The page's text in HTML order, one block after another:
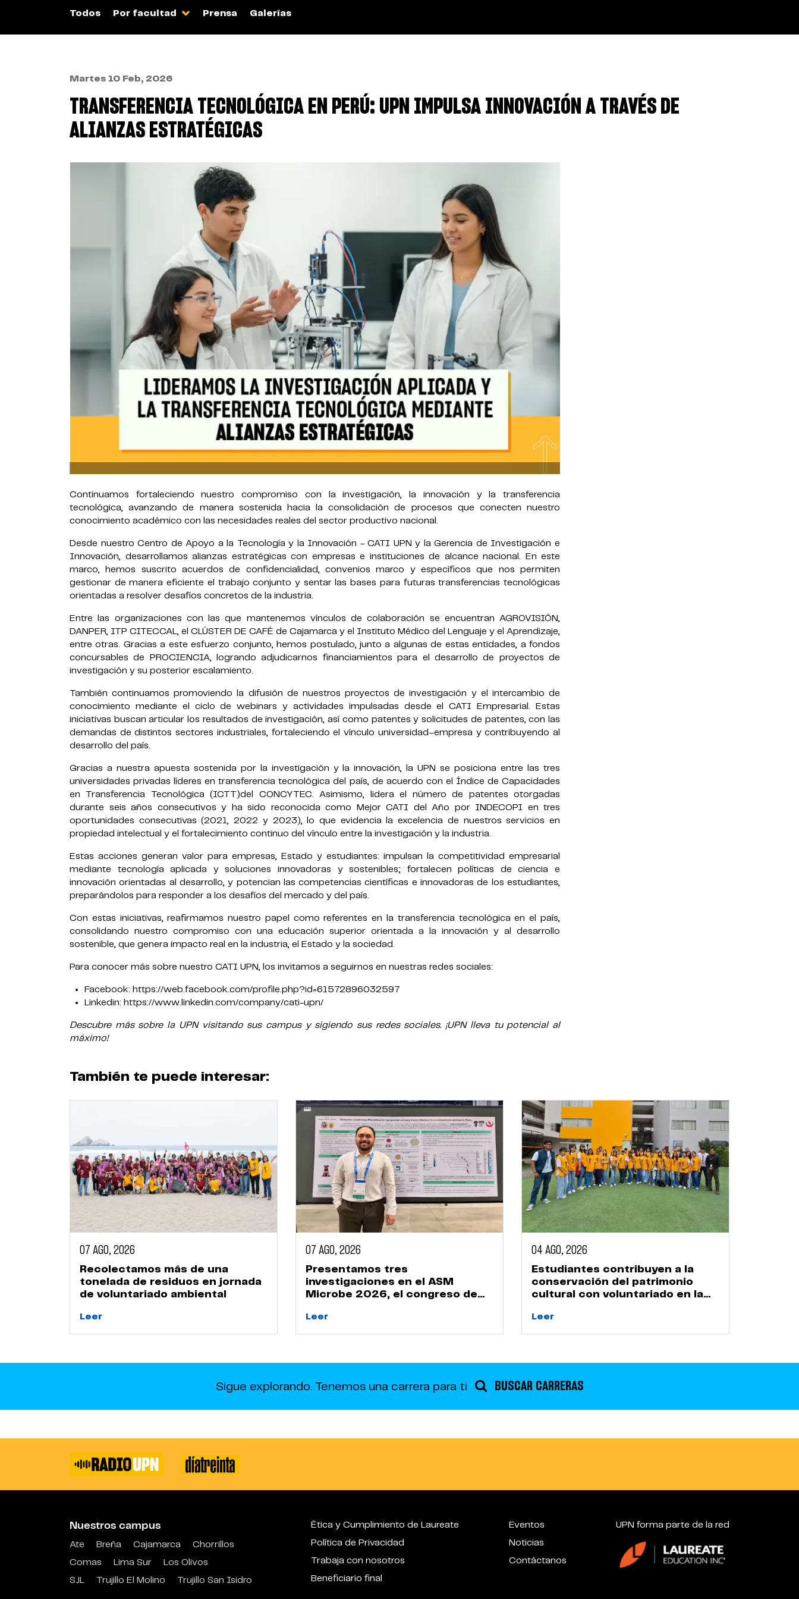
Todos Por facultad Prensa Galerías
Martes 10 Feb, 2026
TRANSFERENCIA TECNOLÓGICA EN PERÚ: UPN IMPULSA INNOVACIÓN A TRAVÉS DE
ALIANZAS ESTRATÉGICAS
Continuamos fortaleciendo nuestro compromiso con la investigación, la innovación y la transferencia
tecnológica, avanzando de manera sostenida hacia la consolidación de procesos que conecten nuestro
conocimiento académico con las necesidades reales del sector productivo nacional.
Desde nuestro Centro de Apoyo a la Tecnología y la Innovación - CATI UPN y la Gerencia de Investigación e
Innovación, desarrollamos alianzas estratégicas con empresas e instituciones de alcance nacional. En este
marco, hemos suscrito acuerdos de confidencialidad, convenios marco y específicos que nos permiten
gestionar de manera eficiente el trabajo conjunto y sentar las bases para futuras transferencias tecnológicas
orientadas a resolver desafíos concretos de la industria.
Entre las organizaciones con las que mantenemos vínculos de colaboración se encuentran AGROVISIÓN,
DANPER, ITP CITECCAL, el CLÚSTER DE CAFÉ de Cajamarca y el Instituto Médico del Lenguaje y el Aprendizaje,
entre otras. Gracias a este esfuerzo conjunto, hemos postulado, junto a algunas de estas entidades, a fondos
concursables de PROCIENCIA, logrando adjudicarnos financiamientos para el desarrollo de proyectos de
investigación y su posterior escalamiento.
También continuamos promoviendo la difusión de nuestros proyectos de investigación y el intercambio de
conocimiento mediante el ciclo de webinars y actividades impulsadas desde el CATI Empresarial. Estas
iniciativas buscan articular los resultados de investigación, así como patentes y solicitudes de patentes, con las
demandas de distintos sectores industriales, fortaleciendo el vínculo universidad–empresa y contribuyendo al
desarrollo del país.
Gracias a nuestra apuesta sostenida por la investigación y la innovación, la UPN se posiciona entre las tres
universidades privadas líderes en transferencia tecnológica del país, de acuerdo con el Índice de Capacidades
en Transferencia Tecnológica (ICTT)del CONCYTEC. Asimismo, lidera el número de patentes otorgadas
durante seis años consecutivos y ha sido reconocida como Mejor CATI del Año por INDECOPI en tres
oportunidades consecutivas (2021, 2022 y 2023), lo que evidencia la excelencia de nuestros servicios en
propiedad intelectual y el fortalecimiento continuo del vínculo entre la investigación y la industria.
Estas acciones generan valor para empresas, Estado y estudiantes: impulsan la competitividad empresarial
mediante tecnología aplicada y soluciones innovadoras y sostenibles; fortalecen políticas de ciencia e
innovación orientadas al desarrollo, y potencian las competencias científicas e innovadoras de los estudiantes,
preparándolos para responder a los desafíos del mercado y del país.
Con estas iniciativas, reafirmamos nuestro papel como referentes en la transferencia tecnológica en el país,
consolidando nuestro compromiso con una educación superior orientada a la innovación y al desarrollo
sostenible, que genera impacto real en la industria, el Estado y la sociedad.
Para conocer más sobre nuestro CATI UPN, los invitamos a seguirnos en nuestras redes sociales:
Facebook: https://web.facebook.com/profile.php?id=61572896032597
Linkedin: https://www.linkedin.com/company/cati-upn/
Descubre más sobre la UPN visitando sus campus y sigiendo sus redes sociales. ¡UPN lleva tu potencial al
máximo!
También te puede interesar:
07 AGO, 2026
Recolectamos más de una
tonelada de residuos en jornada
de voluntariado ambiental
Leer
07 AGO, 2026
Presentamos tres
investigaciones en el ASM
Microbe 2026, el congreso de
del mundo
Leer
04 AGO, 2026
Estudiantes contribuyen a la
conservación del patrimonio
cultural con voluntariado en la
Leer
Sigue explorando. Tenemos una carrera para ti BUSCAR CARRERAS
Nuestros campus
Ate Breña Cajamarca
Chorrillos
Comas
Lima Sur
Los Olivos
SJL
Trujillo El Molino Trujillo San Isidro
Ética y Cumplimiento de Laureate
Política de Privacidad
Trabaja con nosotros
Beneficiario final
Eventos
Noticias
Contáctanos
UPN forma parte de la red